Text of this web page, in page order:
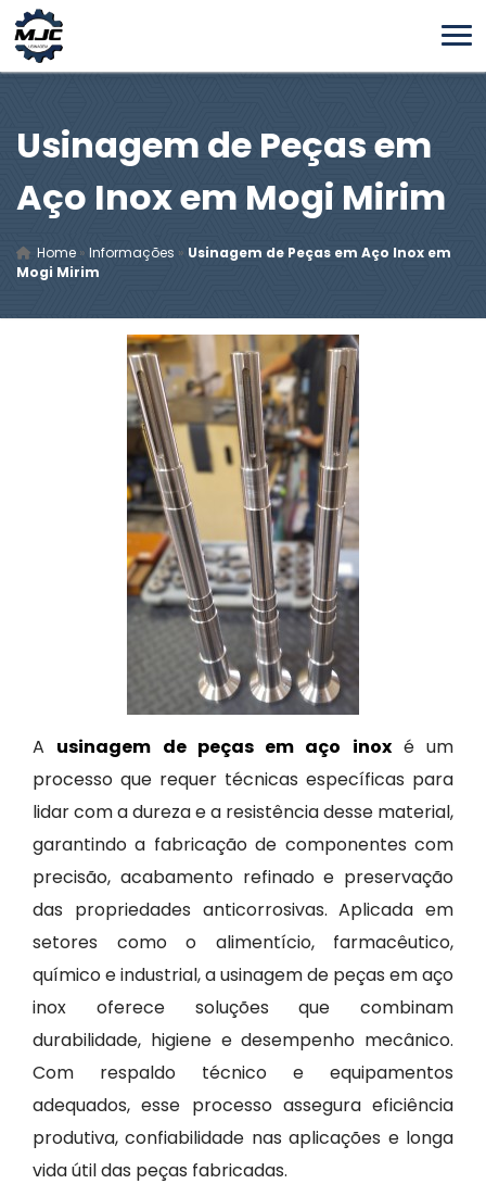
Usinagem de Peças em
Aço Inox em Mogi Mirim
Home » Informações » Usinagem de Peças em Aço Inox em
Mogi Mirim
A usinagem de peças em aço inoxé um
processo que requer técnicas específicas para
lidar com a dureza e a resistência desse material,
garantindo a fabricação de componentes com
precisão, acabamento refinado e preservação
das propriedades anticorrosivas. Aplicada em
setores como o alimentício, farmacêutico,
químico e industrial, a usinagem de peças em aço
inox oferece soluções que combinam
durabilidade, higiene e desempenho mecânico.
Com respaldo técnico e equipamentos
adequados, esse processo assegura eficiência
produtiva, confiabilidade nas aplicações e longa
vida útil das peças fabricadas.